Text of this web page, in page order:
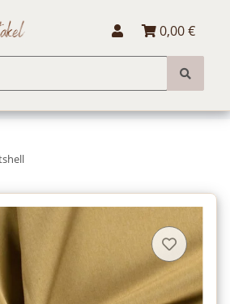
0,00 €